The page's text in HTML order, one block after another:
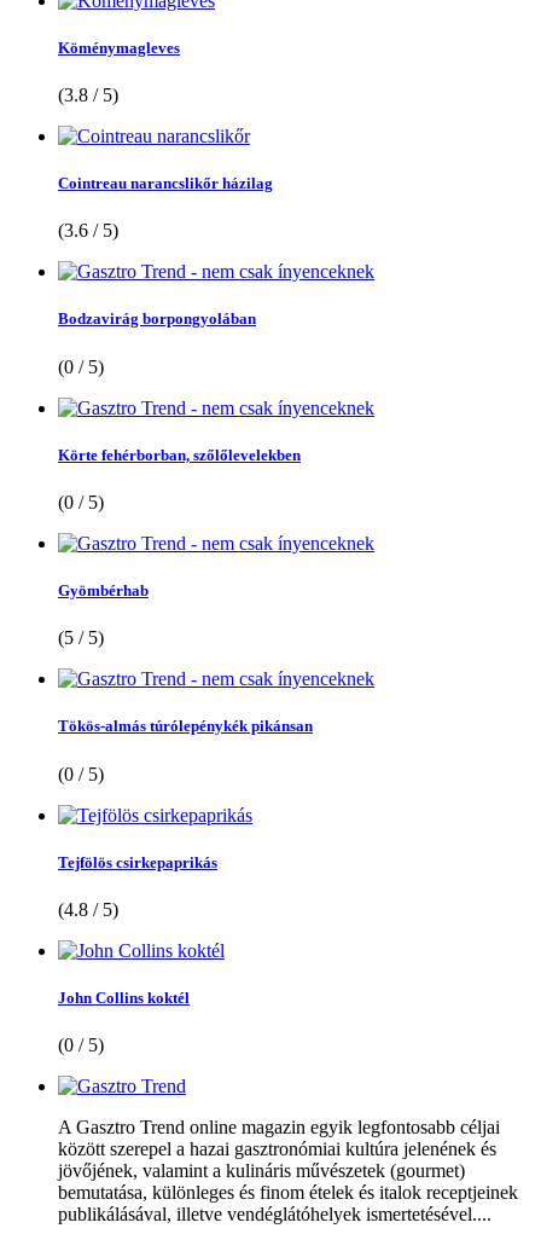
Köménymagleves
(3.8 / 5)
Cointreau narancslikőr házilag
(3.6 / 5)
Bodzavirág borpongyolában
(0 / 5)
Körte fehérborban, szőlőlevelekben
(0 / 5)
Gyömbérhab
(5 / 5)
Tökös-almás túrólepénykék pikánsan
(0 / 5)
Tejfölös csirkepaprikás
(4.8 / 5)
John Collins koktél
(0 / 5)
A Gasztro Trend online magazin egyik legfontosabb céljai
között szerepel a hazai gasztronómiai kultúra jelenének és
jövőjének, valamint a kulináris művészetek (gourmet)
bemutatása, különleges és finom ételek és italok receptjeinek
publikálásával, illetve vendéglátóhelyek ismertetésével....